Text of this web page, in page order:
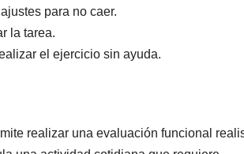
para no caer.
la tarea.
el ejercicio sin ayuda.
realizar una evaluación funcional